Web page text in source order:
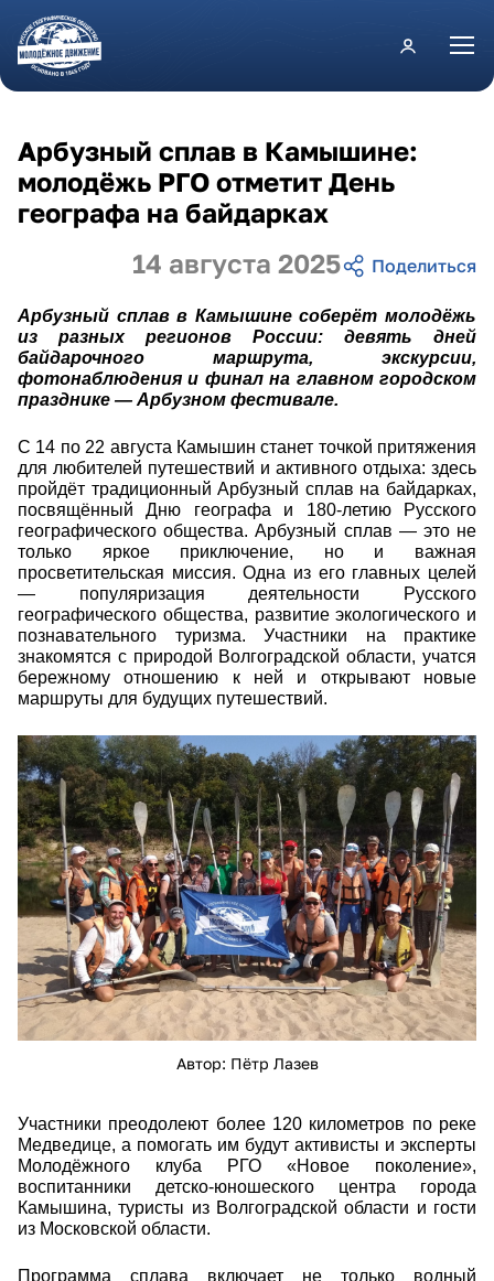
Перейти к основному содержанию
14 августа 2025
Арбузный сплав в Камышине:
молодёжь РГО отметит День
географа на байдарках
Арбузный сплав в Камышине соберёт молодёжь
из разных регионов России: девять дней
байдарочного маршрута, экскурсии,
фотонаблюдения и финал на главном городском
празднике — Арбузном фестивале.
С 14 по 22 августа Камышин станет точкой притяжения
для любителей путешествий и активного отдыха: здесь
пройдёт традиционный Арбузный сплав на байдарках,
посвящённый Дню географа и 180-летию Русского
географического общества.Арбузный сплав — это не
только яркое приключение, но и важная
просветительская миссия. Одна из его главных целей
— популяризация деятельности Русского
географического общества, развитие экологического и
познавательного туризма. Участники на практике
знакомятся с природой Волгоградской области, учатся
бережному отношению к ней и открывают новые
маршруты для будущих путешествий.
25218.jpg
Автор: Пётр Лазев
Участники преодолеют более 120 километров по реке
Медведице, а помогать им будут активисты и эксперты
Молодёжного клуба РГО «Новое поколение»,
воспитанники детско-юношеского центра города
Камышина, туристы из Волгоградской области и гости
из Московской области.
Программа сплава включает не только водный